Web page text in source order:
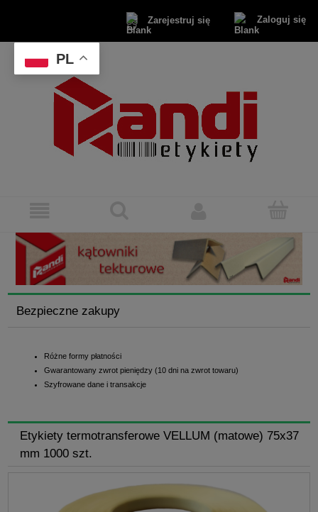
Zarejestruj się Zaloguj się
Bezpieczne zakupy
Różne formy płatności
Gwarantowany zwrot pieniędzy (10 dni na zwrot towaru)
Szyfrowane dane i transakcje
Etykiety termotransferowe VELLUM (matowe) 75x37
mm 1000 szt.
PL